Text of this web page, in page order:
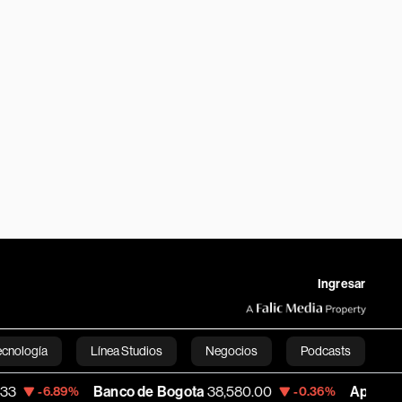
Ingresar
Línea Studios Negocios Podcasts
English
Banco de Bogota 38,580.00 -0.36% Apple 311.31